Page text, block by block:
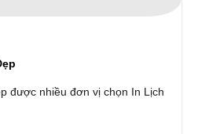
được nhiều đơn vị chọn In Lịch